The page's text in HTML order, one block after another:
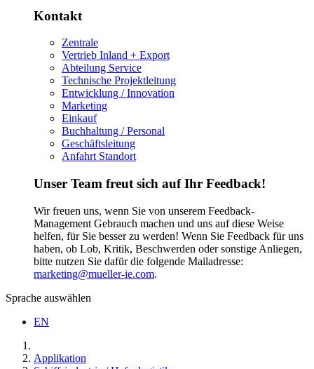
Kontakt
Zentrale
Vertrieb Inland + Export
Abteilung Service
Technische Projektleitung
Entwicklung / Innovation
Marketing
Einkauf
Buchhaltung / Personal
Geschäftsleitung
Anfahrt Standort
Unser Team freut sich auf Ihr Feedback!
Wir freuen uns, wenn Sie von unserem Feedback-
Management Gebrauch machen und uns auf diese Weise
helfen, für Sie besser zu werden! Wenn Sie Feedback für uns
haben, ob Lob, Kritik, Beschwerden oder sonstige Anliegen,
bitte nutzen Sie dafür die folgende Mailadresse:
marketing@mueller-ie.com.
Sprache auswählen
EN
Applikation